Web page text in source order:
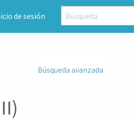
de sesión
Búsqueda avanzada